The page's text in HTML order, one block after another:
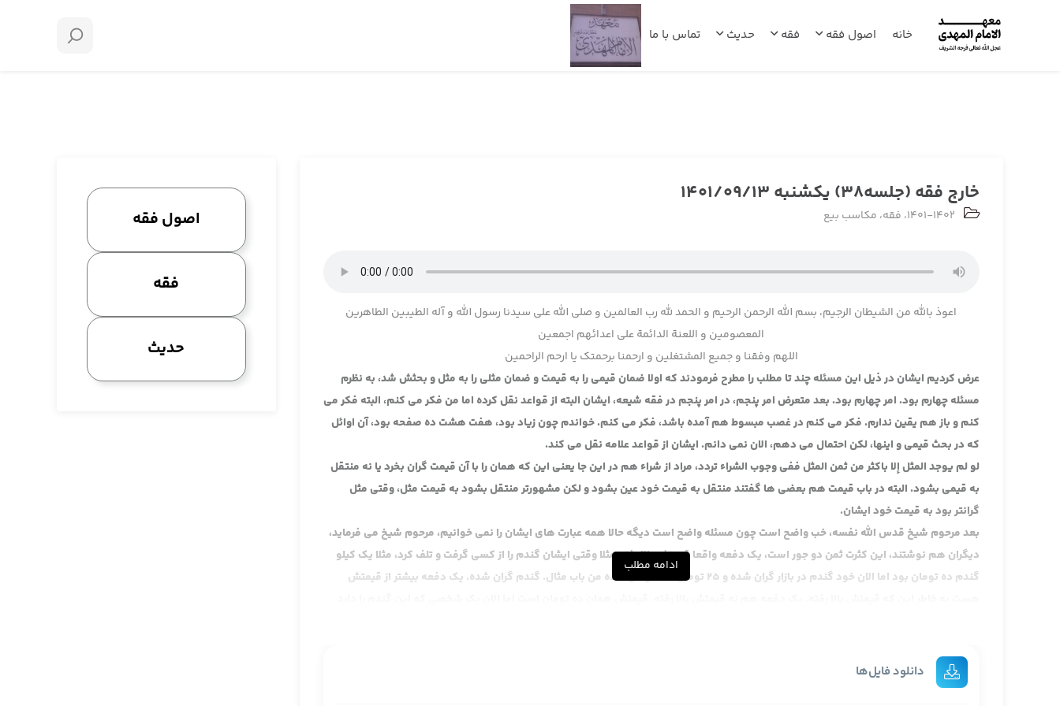
خانه اصول فقه فقه حدیث تماس با ما
خارج فقه (جلسه38) یکشنبه 1401/09/13
1401-1402، فقه، مکاسب بیع
اعوذ بالله من الشیطان الرجیم، بسم الله الرحمن الرحیم و الحمد لله رب العالمین و صلی الله علی سیدنا رسول الله و آله الطیبین الطاهرین
المعصومین و اللعنة الدائمة علی اعدائهم اجمعین
اللهم وفقنا و جمیع المشتغلین و ارحمنا برحمتک یا ارحم الراحمین
عرض کردیم ایشان در ذیل این مسئله چند تا مطلب را مطرح فرمودند که اولا ضمان قیمی را به قیمت و ضمان مثلی را به مثل و بحثش شد، به نظرم
مسئله چهارم بود. امر چهارم بود. بعد متعرض امر پنجم، در امر پنجم در فقه شیعه، ایشان البته از قواعد نقل کرده اما من فکر می کنم، البته فکر می
کنم و باز هم یقین ندارم. فکر می کنم در غصب مبسوط هم آمده باشد، فکر می کنم. خواندم چون زیاد بود، هفت هشت ده صفحه بود، آن اوائل
که در بحث قیمی و اینها، لکن احتمال می دهم، الان نمی دانم. ایشان از قواعد علامه نقل می کند.
لو لم یوجد المثل إلا باکثر من ثمن المثل ففی وجوب الشراء تردد، مراد از شراء هم در این جا یعنی این که همان را با آن قیمت گران بخرد یا نه منتقل
به قیمی بشود. البته در باب قیمت هم بعضی ها گفتند منتقل به قیمت خود عین بشود و لکن مشهورتر منتقل بشود به قیمت مثل، وقتی مثل
گرانتر بود به قیمت خود ایشان.
بعد مرحوم شیخ قدس الله نفسه، خب واضح است چون مسئله واضح است دیگه حالا همه عبارت های ایشان را نمی خوانیم، مرحوم شیخ می فرماید،
دیگران هم نوشتند، این کثرت ثمن دو جور است، یک دفعه واقعا قیمتش بالا رفته مثلا وقتی ایشان گندم را از کسی گرفت و تلف کرد، مثلا یک کیلو
گندم ده تومان بود اما الان خود گندم در بازار گران شده و 25 تومان، 30 تومان شده من باب مثال. گندم گران شده. یک دفعه بیشتر از قیمتش
قیمت بشود، در جایی که شخصی باشد. دیگه چون مرحوم شیخ فرمودند آقایان مراجعه بکنند.
در جایی که ایشان، عرض کردم ایشان که از خلاف هم بعدا نقل می کند. گفتم من در بعد از قواعد دیدم، حالا من در ذهنم خلافا بوده. ایشان خودش
ادامه مطلب
دانلود فایل‌ها
اصول فقه
فقه
حدیث